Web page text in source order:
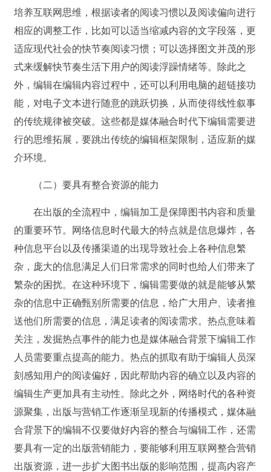
培养互联网思维，根据读者的阅读习惯以及阅读偏向进行
相应的调整工作，比如可以适当缩减内容的文字段落，更
适应现代社会的快节奏阅读习惯；可以选择图文并茂的形
式来缓解快节奏生活下用户的阅读浮躁情绪等。除此之
外，编辑在编辑内容过程中，还可以利用电脑的超链接功
能，对电子文本进行随意的跳跃切换，从而使得线性叙事
的传统规律被突破。这些都是媒体融合时代下编辑需要进
行的思维拓展，要跳出传统的编辑框架限制，适应新的媒
介环境。
（二）要具有整合资源的能力
在出版的全流程中，编辑加工是保障图书内容和质量
的重要环节。网络信息时代最大的特点就是信息爆炸，各
种信息平台以及传播渠道的出现导致社会上各种信息繁
杂，庞大的信息满足人们日常需求的同时也给人们带来了
繁杂的困扰。在这种环境下，编辑需要做的就是能够从繁
杂的信息中正确甄别所需要的信息，给广大用户、读者推
送他们所需要的信息，满足读者的阅读需求。热点意味着
关注，发掘热点事件的能力也是媒体融合背景下编辑工作
人员需要重点提高的能力。热点的抓取有助于编辑人员深
刻感知用户的阅读偏好，因此帮助内容的确立以及内容的
编辑生产更加具有主动性。除此之外，网络时代的各种资
源聚集，出版与营销工作逐渐呈现新的传播模式，媒体融
合背景下的编辑不仅要做好内容的整合与编辑工作，还需
要具有一定的出版营销能力，要能够利用互联网整合营销
出版资源，进一步扩大图书出版的影响范围，提高内容产